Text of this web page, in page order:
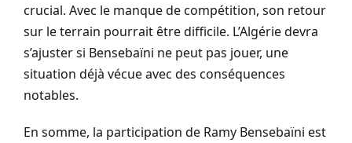
crucial. Avec le manque de compétition, son retour
sur le terrain pourrait être difficile. L’Algérie devra
s’ajuster si Bensebaïni ne peut pas jouer, une
situation déjà vécue avec des conséquences
notables.
En somme, la participation de Ramy Bensebaïni est